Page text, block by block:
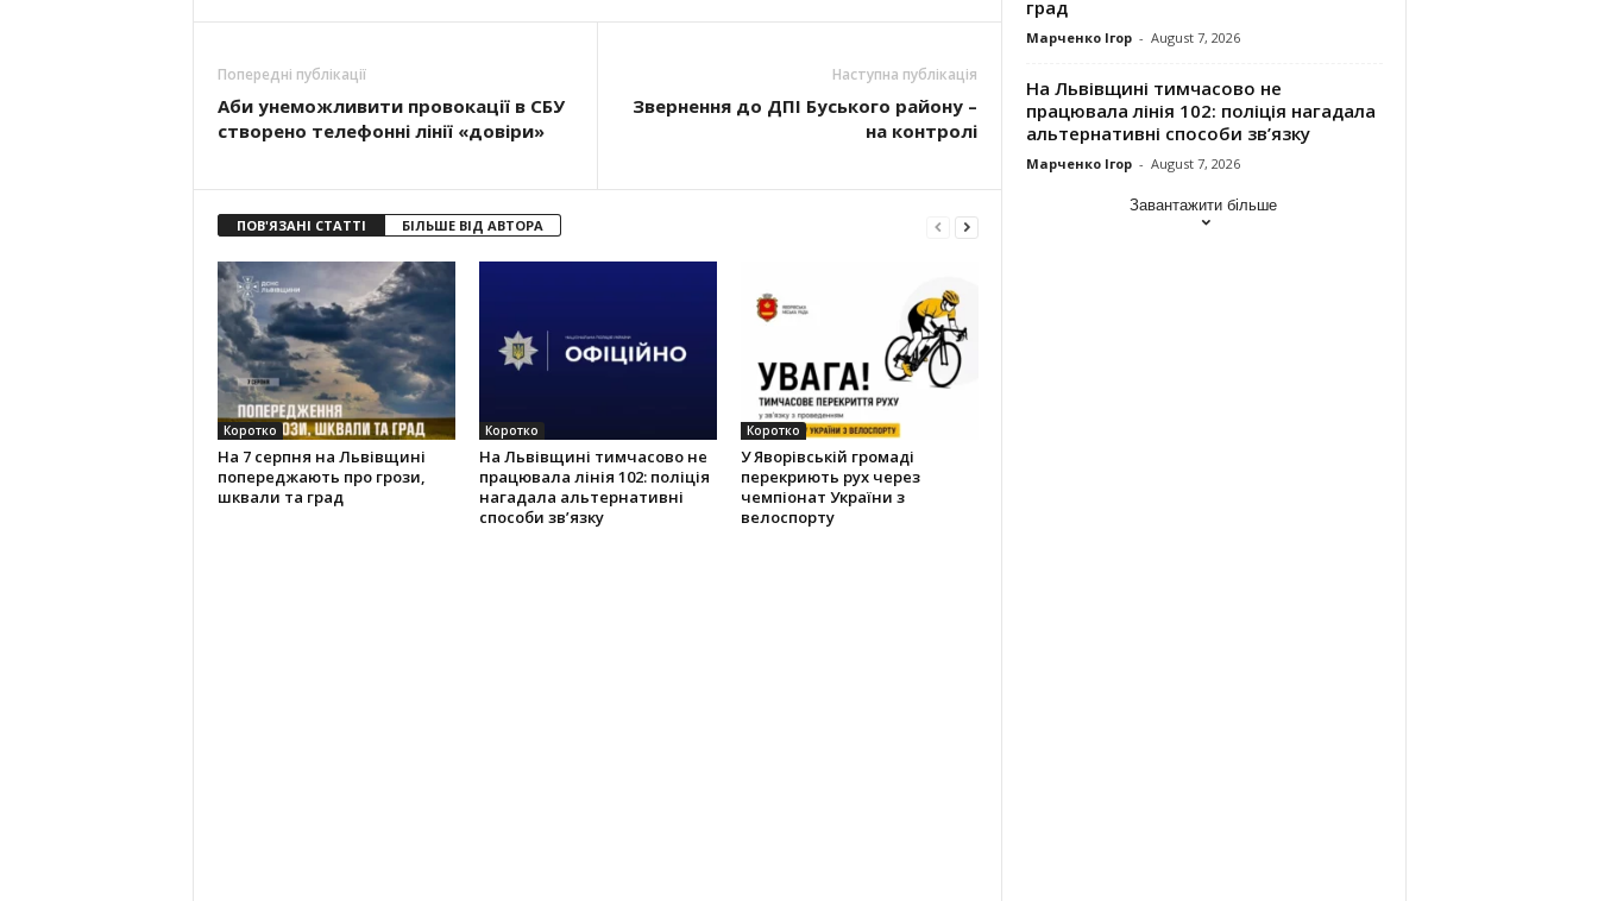
Попередні публікації
Аби унеможливити провокації в СБУ
створено телефонні лінії «довіри»
Наступна публікація
Звернення до ДПІ Буського району –
на контролі
ПОВ'ЯЗАНІ СТАТТІ БІЛЬШЕ ВІД АВТОРА
Коротко
На 7 серпня на Львівщині
попереджають про грози,
шквали та град
Коротко
На Львівщині тимчасово не
працювала лінія 102: поліція
нагадала альтернативні
способи зв’язку
Коротко
У Яворівській громаді
перекриють рух через
чемпіонат України з
велоспорту
град
Марченко Ігор - August 7, 2026
На Львівщині тимчасово не
працювала лінія 102: поліція нагадала
альтернативні способи зв’язку
Марченко Ігор - August 7, 2026
Завантажити більше